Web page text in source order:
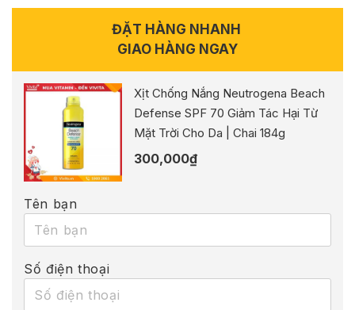
ĐẶT HÀNG NHANH
GIAO HÀNG NGAY
Xịt Chống Nắng Neutrogena Beach
Defense SPF 70 Giảm Tác Hại Từ
Mặt Trời Cho Da | Chai 184g
300,000₫
Tên bạn
Số điện thoại